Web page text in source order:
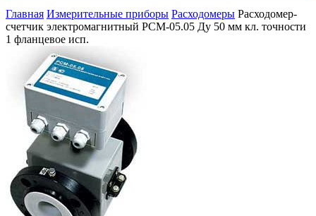
Главная Измерительные приборы Расходомеры Расходомер-
счетчик электромагнитный РСМ-05.05 Ду 50 мм кл. точности
1 фланцевое исп.